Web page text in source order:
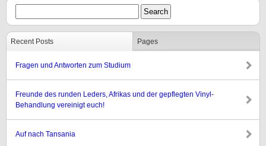
Recent Posts Pages
Fragen und Antworten zum Studium
Freunde des runden Leders, Afrikas und der gepflegten Vinyl-
Behandlung vereinigt euch!
Auf nach Tansania